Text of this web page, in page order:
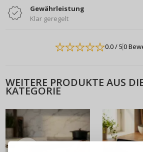
Gewährleistung
Klar geregelt
0.0/ 50
WEITERE PRODUKTE AUS
KATEGORIE
ANMELDEN